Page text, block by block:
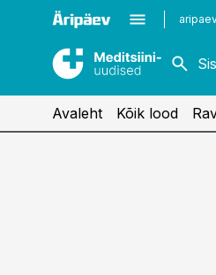
Kirurgia
Naistehaigused
Avaleht Kõik lood